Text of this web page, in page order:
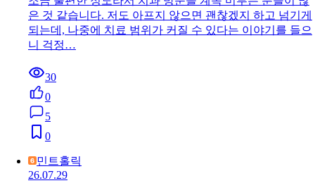
은 것 같습니다. 저도 아프지 않으면 괜찮겠지 하고 넘기게
되는데, 나중에 치료 범위가 커질 수 있다는 이야기를 들으
니 걱정…
30
0
5
0
민트홀릭
26.07.29